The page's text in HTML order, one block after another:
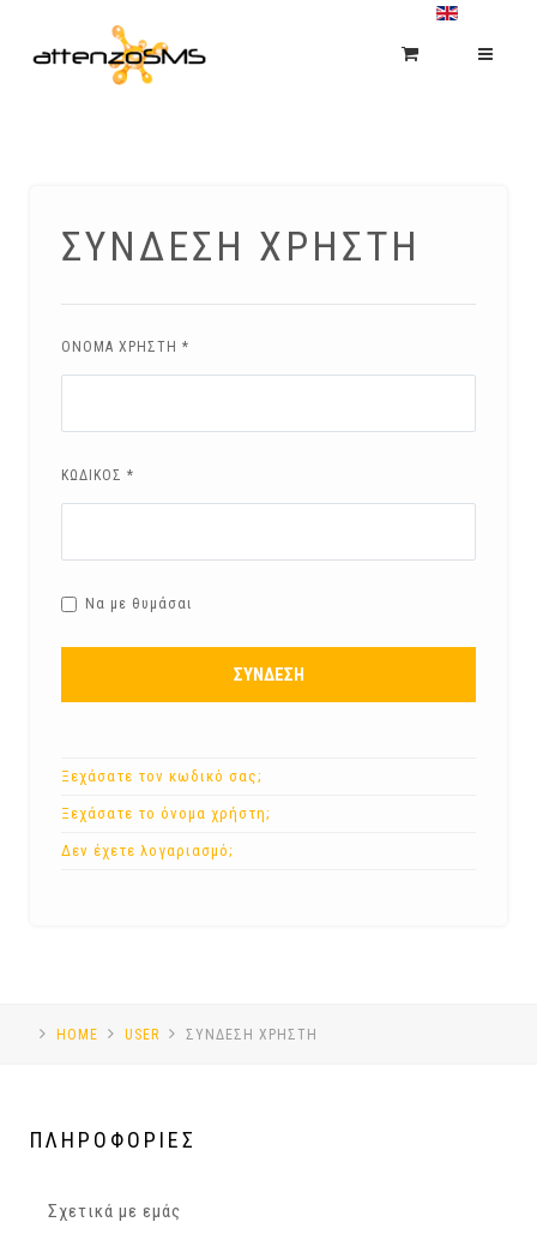
ΣΥΝΔΕΣΗ ΧΡΗΣΤΗ
ΟΝΟΜΑ ΧΡΗΣΤΗ *
ΚΩΔΙΚΟΣ *
Να με θυμάσαι
ΣΥΝΔΕΣΗ
Ξεχάσατε τον κωδικό σας;
Ξεχάσατε το όνομα χρήστη;
Δεν έχετε λογαριασμό;
HOME USER ΣΥΝΔΕΣΗ ΧΡΗΣΤΗ
ΠΛΗΡΟΦΟΡΙΕΣ
Σχετικά με εμάς